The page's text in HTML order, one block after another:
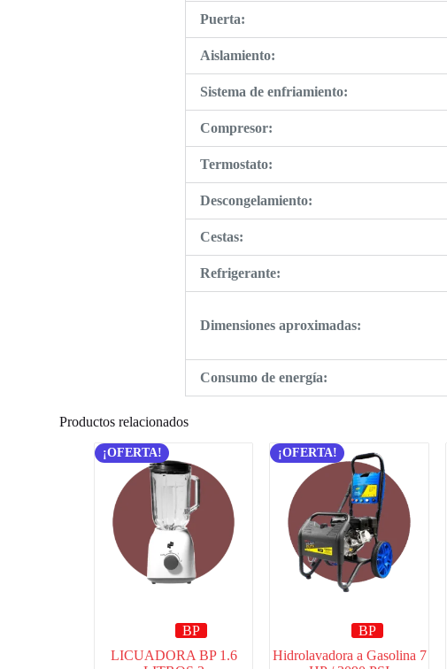
Puerta:
Aislamiento:
Sistema de enfriamiento:
Compresor:
Termostato:
Descongelamiento:
Cestas:
Refrigerante:
Dimensiones aproximadas:
Consumo de energía:
Productos relacionados
¡OFERTA!
BP
LICUADORA BP 1.6
¡OFERTA!
BP
Hidrolavadora a Gasolina 7